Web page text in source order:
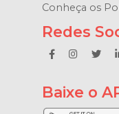
Conheça os
Redes
Baixe o